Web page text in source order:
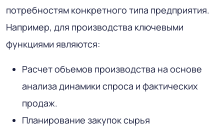
потребностям конкретного типа предприятия.
Например, для производства ключевыми
функциями являются:
Расчет объемов производства на основе
анализа динамики спроса и фактических
продаж.
Планирование закупок сырья